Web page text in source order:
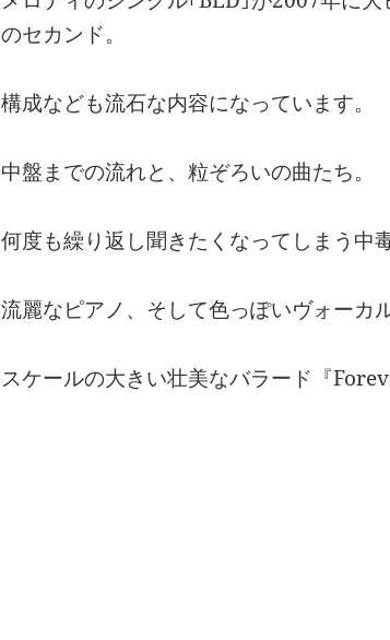
のセカンド。
構成なども流石な内容になっています。
中盤までの流れと、粒ぞろいの曲たち。
何度も繰り返し聞きたくなってしまう中
流麗なピアノ、そして色っぽいヴォーカル
スケールの大きい壮美なバラード『